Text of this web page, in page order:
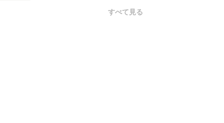
すべて見る